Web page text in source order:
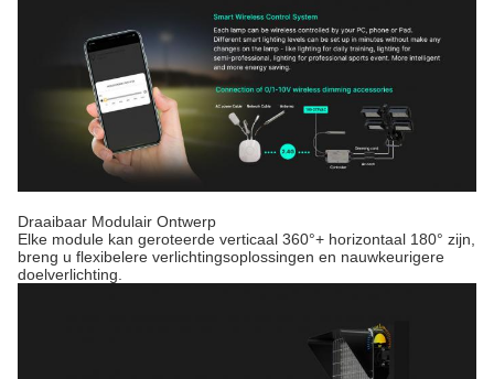
Draaibaar Modulair Ontwerp
Elke module kan geroteerde verticaal 360°+ horizontaal 180° zijn,
breng u flexibelere verlichtingsoplossingen en nauwkeurigere
doelverlichting.